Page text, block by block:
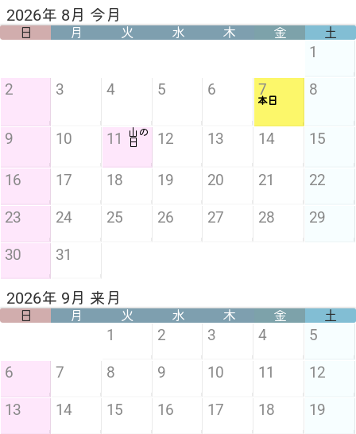
1 2 3 4 5
6 7 8 9 10 11 12
13 14 15 16 17 18 19
2026年 9月 来月
日 月 火 水 木 金 土
1
2 3 4 5 6 7
本日
8
9 10 11
山の
日
12 13 14 15
16 17 18 19 20 21 22
23 24 25 26 27 28 29
30 31
2026年 8月 今月
日 月 火 水 木 金 土